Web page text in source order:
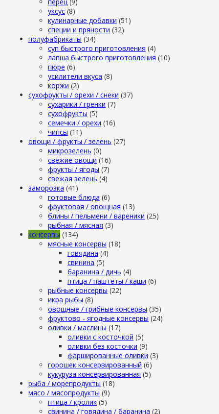
уксус (8)
кулинарные добавки (51)
специи и пряности (32)
полуфабрикаты (34)
суп быстрого приготовления (4)
лапша быстрого приготовления (10)
пюре (6)
усилители вкуса (8)
коржи (2)
сухофрукты / орехи / снеки (37)
сухарики / гренки (7)
сухофрукты (5)
семечки / орехи (16)
чипсы (11)
овощи / фрукты / зелень (27)
микрозелень (0)
свежие овощи (16)
фрукты / ягоды (7)
свежая зелень (4)
заморозка (41)
готовые блюда (6)
фруктовая / овощная (13)
блины / пельмени / вареники (25)
рыбная / мясная (3)
консервы (134)
мясные консервы (18)
говядина (4)
свинина (5)
баранина / дичь (4)
птица / паштеты / каши (6)
рыбные консервы (22)
икра рыбы (8)
овощные / грибные консервы (35)
фруктово - ягодные консервы (24)
оливки / маслины (17)
оливки с косточкой (5)
оливки без косточки (9)
фаршированные оливки (3)
горошек консервированный (6)
кукуруза консервированная (5)
рыба / морепродукты (18)
мясо / мясопродукты (9)
птица / кролик (5)
свинина / говядина / баранина (2)